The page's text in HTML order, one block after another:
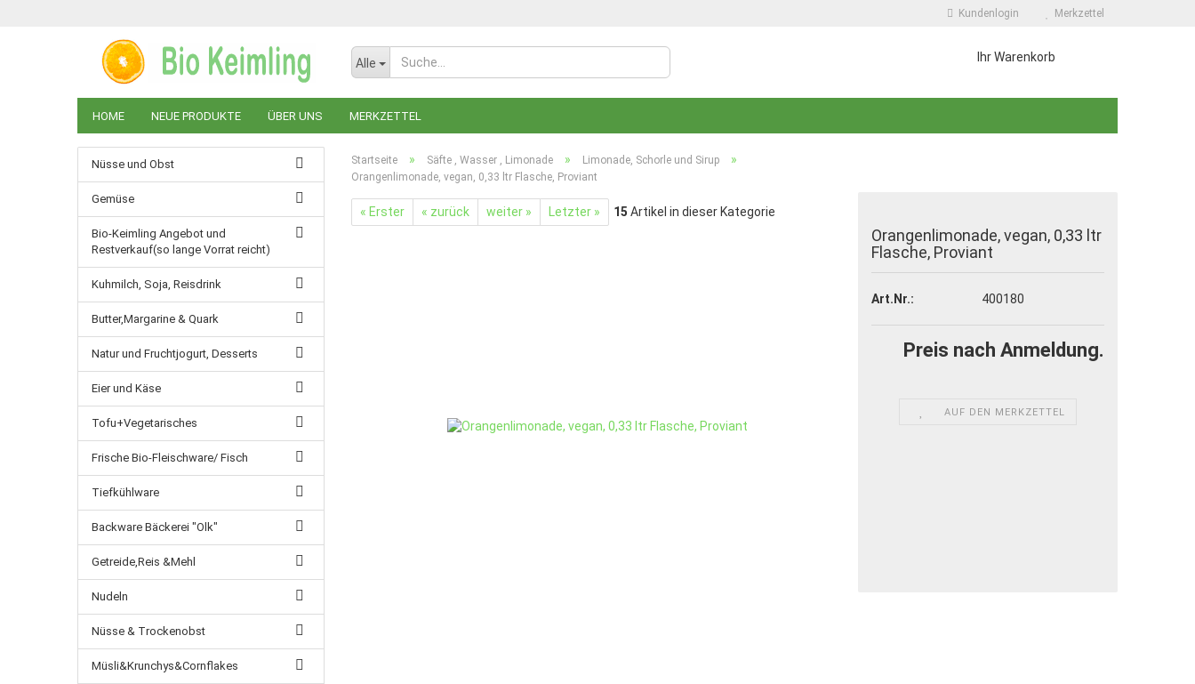
Kundenlogin Merkzettel
Alle Ihr Warenkorb
HOME NEUE PRODUKTE ÜBER UNS MERKZETTEL
Startseite » Säfte , Wasser , Limonade » Limonade, Schorle und Sirup »
Orangenlimonade, vegan, 0,33 ltr Flasche, Proviant
« Erster « zurück weiter » Letzter » 15 Artikel in dieser Kategorie
Orangenlimonade, vegan, 0,33 ltr
Flasche, Proviant
Art.Nr.: 400180
Preis nach Anmeldung.
AUF DEN MERKZETTEL
Nüsse und Obst
Gemüse
Bio-Keimling Angebot und
Restverkauf(so lange Vorrat reicht)
Kuhmilch, Soja, Reisdrink
Butter,Margarine & Quark
Natur und Fruchtjogurt, Desserts
Eier und Käse
Tofu+Vegetarisches
Frische Bio-Fleischware/ Fisch
Tiefkühlware
Backware Bäckerei "Olk"
Getreide,Reis &Mehl
Nudeln
Nüsse & Trockenobst
Müsli&Krunchys&Cornflakes